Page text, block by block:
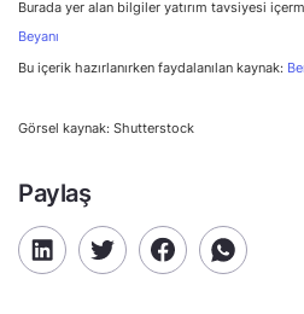
Burada yer alan bilgiler yatırım tavsiyesi
Beyanı
Bu içerik hazırlanırken faydalanılan kaynak:
Görsel kaynak: Shutterstock
Paylaş